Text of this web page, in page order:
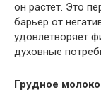
он растет. Это
барьер от
удовлетворяет
духовные
Грудное